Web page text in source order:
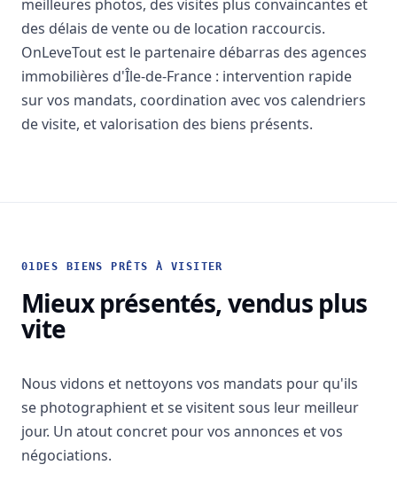
meilleures photos, des visites plus convaincantes et
des délais de vente ou de location raccourcis.
OnLeveTout est le partenaire débarras des agences
immobilières d'Île-de-France : intervention rapide
sur vos mandats, coordination avec vos calendriers
de visite, et valorisation des biens présents.
01 DES BIENS PRÊTS À VISITER
Mieux présentés, vendus plus
vite
Nous vidons et nettoyons vos mandats pour qu'ils
se photographient et se visitent sous leur meilleur
jour. Un atout concret pour vos annonces et vos
négociations.